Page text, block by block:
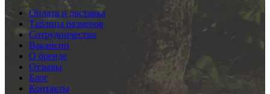
Оплата и доставка
Таблица размеров
Сотрудничество
Вакансии
О бренде
Отзывы
Блог
Контакты